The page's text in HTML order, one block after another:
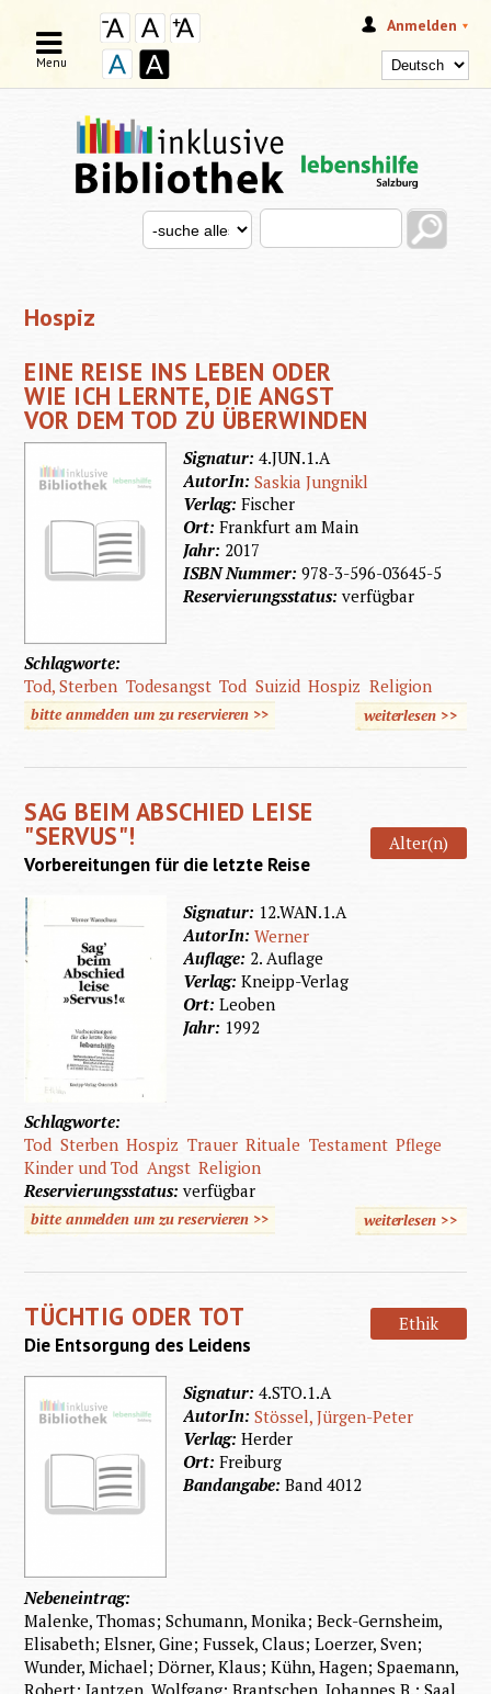
Anmelden
SUCHFORMULAR
Search this site
Search for
Menu
Hospiz
EINE REISE INS LEBEN ODER
WIE ICH LERNTE, DIE ANGST
VOR DEM TOD ZU ÜBERWINDEN
Signatur:4.JUN.1.A
AutorIn:Saskia Jungnikl
Verlag:Fischer
Ort:Frankfurt am Main
Jahr: 2017
ISBN Nummer:978-3-596-03645-5
Reservierungsstatus:verfügbar
Schlagworte:
Tod, Sterben Todesangst Tod Suizid Hospiz Religion
bitte anmelden um zu reservieren >> weiterlesen über
lernte,
>>
SAG BEIM ABSCHIED LEISE
"SERVUS"! Alter(n)
Vorbereitungen für die letzte Reise
Signatur: 12.WAN.1.A
AutorIn:Werner
Auflage: 2. Auflage
Verlag:Kneipp-Verlag
Ort:Leoben
Jahr: 1992
Schlagworte:
Tod Sterben Hospiz Trauer Rituale Testament Pflege
Kinder und Tod Angst Religion
Reservierungsstatus:verfügbar
bitte anmelden um zu reservieren >> weiterlesen über
>>
TÜCHTIG ODER TOT Ethik
Die Entsorgung des Leidens
Signatur:4.STO.1.A
AutorIn:Stössel, Jürgen-Peter
Verlag:Herder
Ort:Freiburg
Bandangabe:Band 4012
Nebeneintrag:
Malenke, Thomas; Schumann, Monika; Beck-Gernsheim,
Elisabeth; Elsner, Gine; Fussek, Claus; Loerzer, Sven;
Wunder, Michael; Dörner, Klaus; Kühn, Hagen; Spaemann,
Robert; Jantzen, Wolfgang; Brantschen, Johannes B.; Saal,